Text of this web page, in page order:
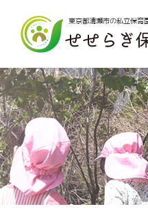
東京都清瀬市の私立保育